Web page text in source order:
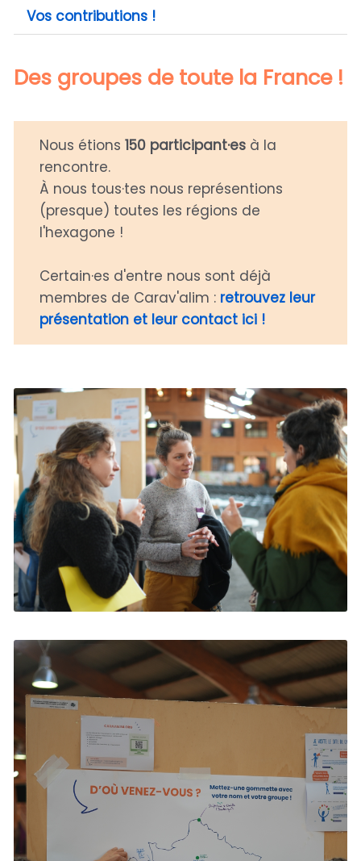
Vos contributions !
Des groupes de toute la France !
Nous étions 150 participant·es à la
rencontre.
À nous tous·tes nous représentions
(presque) toutes les régions de
l'hexagone !
Certain·es d'entre nous sont déjà
membres de Carav'alim : retrouvez leur
présentation et leur contact ici !